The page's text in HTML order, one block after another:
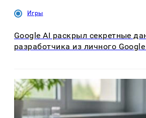
Игры
Google AI раскрыл секретные
разработчика из личного